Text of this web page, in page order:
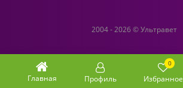
2004 - 2026 © Ультравет
Главная Профиль Избранное
0